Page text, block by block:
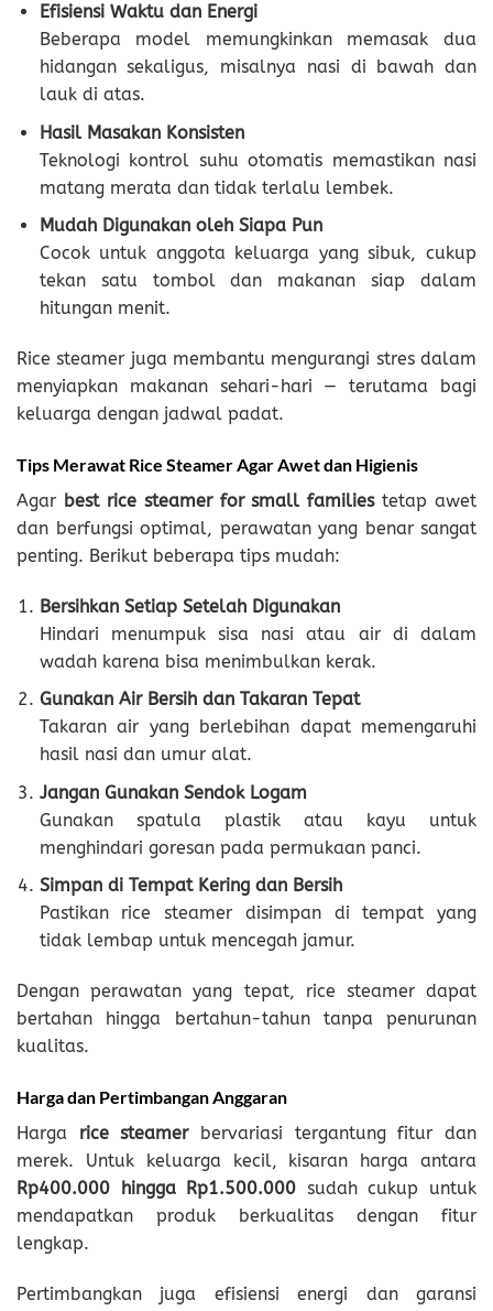
Efisiensi Waktu dan Energi
Beberapa model memungkinkan memasak dua
hidangan sekaligus, misalnya nasi di bawah dan
lauk di atas.
Hasil Masakan Konsisten
Teknologi kontrol suhu otomatis memastikan nasi
matang merata dan tidak terlalu lembek.
Mudah Digunakan oleh Siapa Pun
Cocok untuk anggota keluarga yang sibuk, cukup
tekan satu tombol dan makanan siap dalam
hitungan menit.
Rice steamer juga membantu mengurangi stres dalam
menyiapkan makanan sehari-hari — terutama bagi
keluarga dengan jadwal padat.
Tips Merawat Rice Steamer Agar Awet dan Higienis
Agar best rice steamer for small familiestetap awet
dan berfungsi optimal, perawatan yang benar sangat
penting. Berikut beberapa tips mudah:
Bersihkan Setiap Setelah Digunakan
Hindari menumpuk sisa nasi atau air di dalam
wadah karena bisa menimbulkan kerak.
Gunakan Air Bersih dan Takaran Tepat
Takaran air yang berlebihan dapat memengaruhi
hasil nasi dan umur alat.
Jangan Gunakan Sendok Logam
Gunakan spatula plastik atau kayu untuk
menghindari goresan pada permukaan panci.
Simpan di Tempat Kering dan Bersih
Pastikan rice steamer disimpan di tempat yang
tidak lembap untuk mencegah jamur.
Dengan perawatan yang tepat, rice steamer dapat
bertahan hingga bertahun-tahun tanpa penurunan
kualitas.
Harga dan Pertimbangan Anggaran
Harga rice steamerbervariasi tergantung fitur dan
merek. Untuk keluarga kecil, kisaran harga antara
Rp400.000 hingga Rp1.500.000 sudah cukup untuk
mendapatkan produk berkualitas dengan fitur
lengkap.
Pertimbangkan juga efisiensi energi dan garansi